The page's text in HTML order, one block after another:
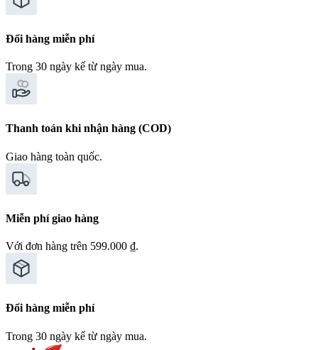
Đổi hàng miễn phí
Trong 30 ngày kể từ ngày mua.
Thanh toán khi nhận hàng (COD)
Giao hàng toàn quốc.
Miễn phí giao hàng
Với đơn hàng trên 599.000 ₫.
Đổi hàng miễn phí
Trong 30 ngày kể từ ngày mua.